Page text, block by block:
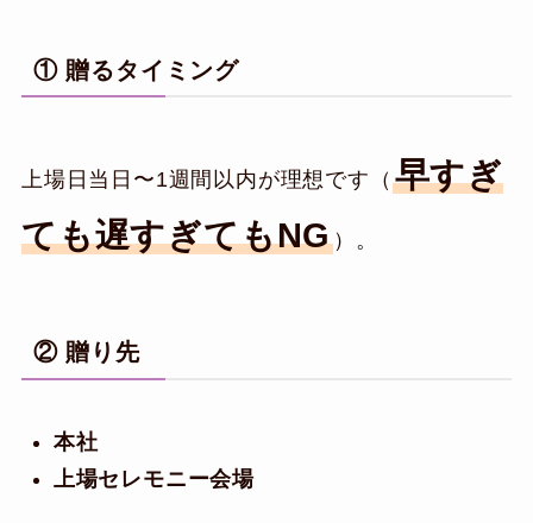
① 贈るタイミング
上場日当日〜1週間以内が理想です（ 早すぎ
ても遅すぎてもNG ）。
② 贈り先
本社
上場セレモニー会場